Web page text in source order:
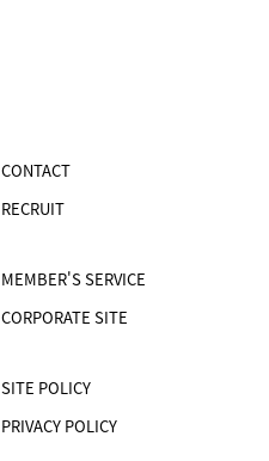
CONTACT
RECRUIT
MEMBER'S SERVICE
CORPORATE SITE
SITE POLICY
PRIVACY POLICY